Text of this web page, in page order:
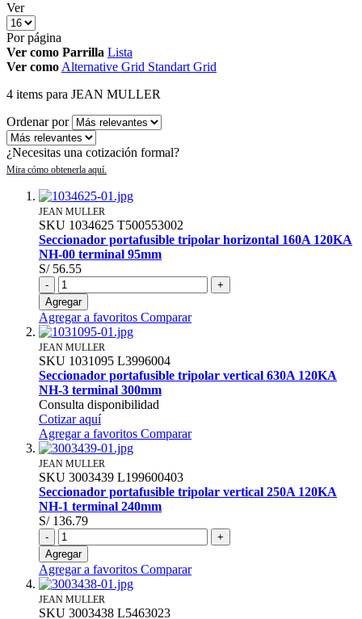
Ver
Por página
Ver como Parrilla Lista
Ver como Alternative Grid Standart Grid
4 items para JEAN MULLER
Ordenar por
¿Necesitas una cotización formal?
JEAN MULLER
SKU 1034625 T500553002
Seccionador portafusible tripolar horizontal 160A 120KA
NH-00 terminal 95mm
S/ 56.55
-
+
Agregar
Agregar a favoritos Comparar
JEAN MULLER
SKU 1031095 L3996004
Seccionador portafusible tripolar vertical 630A 120KA
NH-3 terminal 300mm
Consulta disponibilidad
Cotizar aquí
Agregar a favoritos Comparar
JEAN MULLER
SKU 3003439 L199600403
Seccionador portafusible tripolar vertical 250A 120KA
NH-1 terminal 240mm
S/ 136.79
-
+
Agregar
Agregar a favoritos Comparar
JEAN MULLER
SKU 3003438 L5463023